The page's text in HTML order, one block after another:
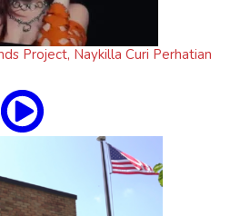
Project, Naykilla Curi Perhatian